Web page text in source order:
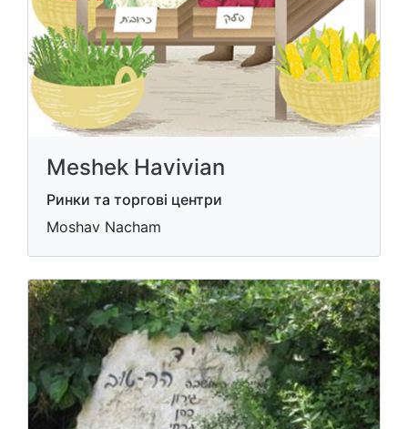
Meshek Havivian
Ринки та торгові центри
Moshav Nacham